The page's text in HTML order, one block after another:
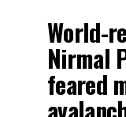
World-
Nirmal
feared